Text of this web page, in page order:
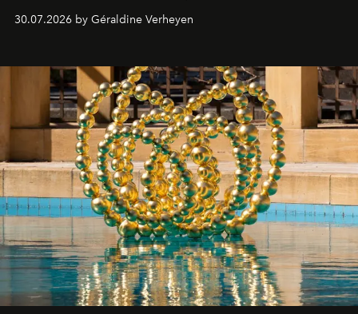
30.07.2026 by Géraldine Verheyen